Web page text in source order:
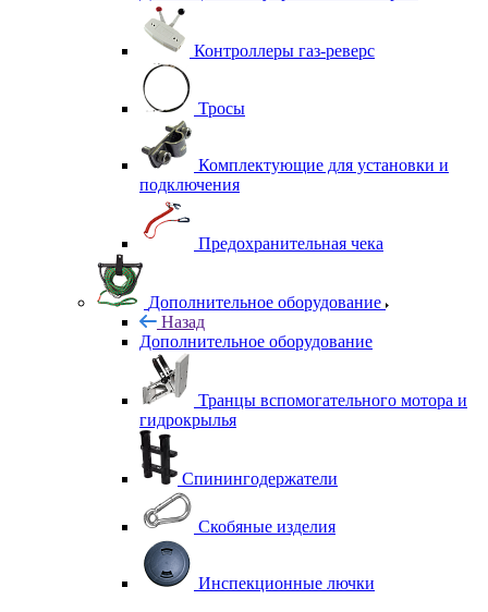
Контроллеры газ-реверс
Тросы
Комплектующие для установки и
подключения
Предохранительная чека
Дополнительное оборудование
Назад
Дополнительное оборудование
Транцы вспомогательного мотора и
гидрокрылья
Спинингодержатели
Скобяные изделия
Инспекционные лючки